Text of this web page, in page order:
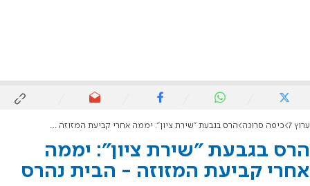
ערוץ 7 כיפה סרוגה הרס בגבעת "שירת ציון": יממה אחרי קביעת המזוזה - הבית נהרס
הרס בגבעת "שירת ציון": יממה
אחרי קביעת המזוזה - הבית נהרס